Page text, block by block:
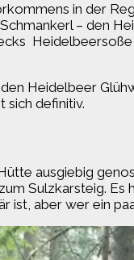
in der
– den
Heidelbeer
sich definitiv.
ausgiebig
Sulzkarsteig.
ist, aber wer ein